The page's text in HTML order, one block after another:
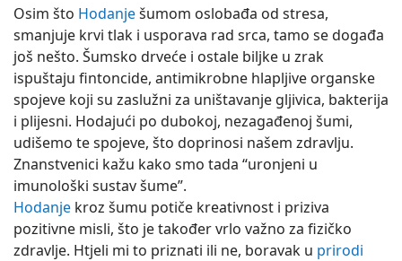
Osim što Hodanješumom oslobađa od stresa,
smanjuje krvi tlak i usporava rad srca, tamo se događa
još nešto. Šumsko drveće i ostale biljke u zrak
ispuštaju fintoncide, antimikrobne hlapljive organske
spojeve koji su zaslužni za uništavanje gljivica, bakterija
i plijesni. Hodajući po dubokoj, nezagađenoj šumi,
udišemo te spojeve, što doprinosi našem zdravlju.
Znanstvenici kažu kako smo tada “uronjeni u
imunološki sustav šume”.
Hodanje kroz šumu potiče kreativnost i priziva
pozitivne misli, što je također vrlo važno za fizičko
zdravlje. Htjeli mi to priznati ili ne, boravak u prirodi